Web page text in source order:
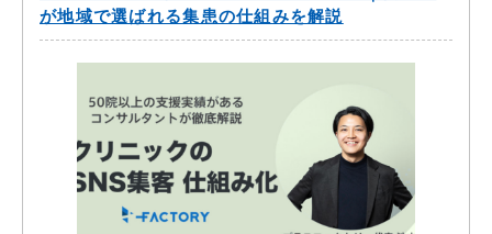
が地域で選ばれる集患の仕組みを解説